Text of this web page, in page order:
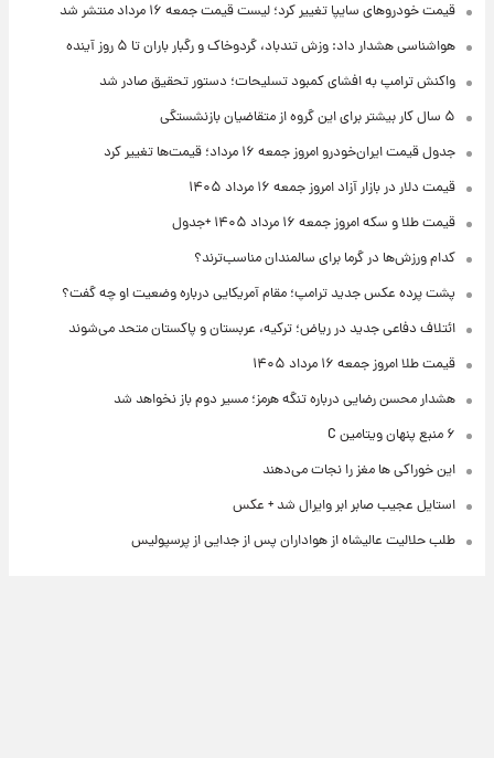
قیمت خودروهای سایپا تغییر کرد؛ لیست قیمت جمعه ۱۶ مرداد منتشر شد
هواشناسی هشدار داد: وزش تندباد، گردوخاک و رگبار باران تا ۵ روز آینده
واکنش ترامپ به افشای کمبود تسلیحات؛ دستور تحقیق صادر شد
۵ سال کار بیشتر برای این گروه از متقاضیان بازنشستگی
جدول قیمت ایران‌خودرو امروز جمعه ۱۶ مرداد؛ قیمت‌ها تغییر کرد
قیمت دلار در بازار آزاد امروز جمعه ۱۶ مرداد ۱۴۰۵
قیمت طلا و سکه امروز جمعه ۱۶ مرداد ۱۴۰۵ +جدول
کدام ورزش‌ها در گرما برای سالمندان مناسب‌ترند؟
پشت پرده عکس جدید ترامپ؛ مقام آمریکایی درباره وضعیت او چه گفت؟
ائتلاف دفاعی جدید در ریاض؛ ترکیه، عربستان و پاکستان متحد می‌شوند
قیمت طلا امروز جمعه ۱۶ مرداد ۱۴۰۵
هشدار محسن رضایی درباره تنگه هرمز؛ مسیر دوم باز نخواهد شد
۶ منبع پنهان ویتامین C
این خوراکی ها مغز را نجات می‌دهند
استایل عجیب صابر ابر وایرال شد + عکس
طلب حلالیت عالیشاه از هواداران پس از جدایی از پرسپولیس